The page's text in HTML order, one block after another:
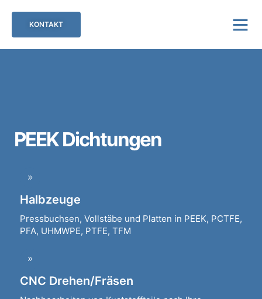
KONTAKT
PEEK Dichtungen
Halbzeuge
Pressbuchsen, Vollstäbe und Platten in PEEK, PCTFE,
PFA, UHMWPE, PTFE, TFM
CNC Drehen/Fräsen